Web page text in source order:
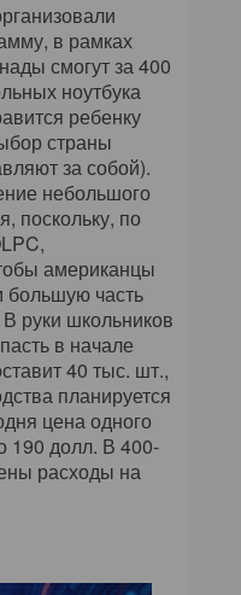
в рамках
смогут за 400
ноутбука
ребенку
страны
за собой).
небольшого
поскольку, по
американцы
большую часть
руки школьников
в начале
40 тыс. шт.,
планируется
цена одного
190 долл. В 400-
расходы на